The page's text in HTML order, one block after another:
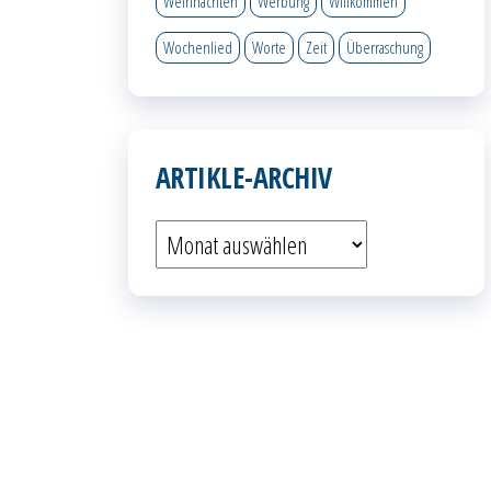
Wochenlied Worte Zeit Überraschung
ARTIKLE-ARCHIV
Artikle-